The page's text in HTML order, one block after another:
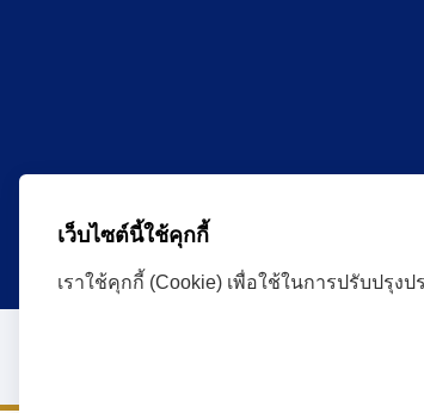
เว็บไซต์นี้ใช้คุกกี้
เราใช้คุกกี้ (Cookie) เพื่อใช้ในการปรับปรุ